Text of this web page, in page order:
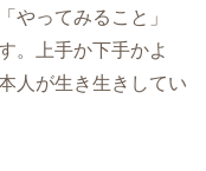
やってみること」
。上手か下手かよ
人が生き生きしてい